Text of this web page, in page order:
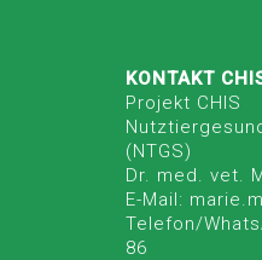
KONTAKT
Projekt CHIS
(NTGS)
Dr. med. vet.
E-Mail:
Telefon/
86